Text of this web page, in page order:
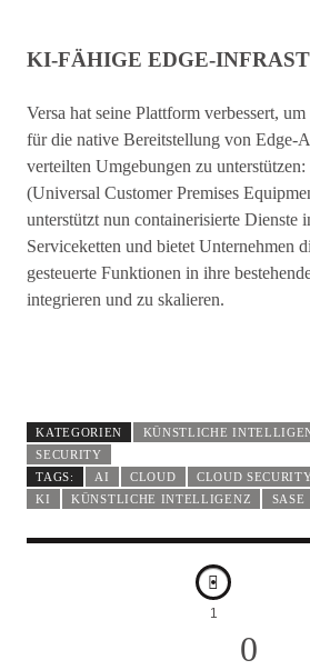
KI-FÄHIGE EDGE-
Versa hat seine Plattform verbessert,
für die native Bereitstellung von Edge-
verteilten Umgebungen zu
(Universal Customer Premises
unterstützt nun containerisierte Dienste
Serviceketten und bietet Unternehmen
gesteuerte Funktionen in ihre
integrieren und zu skalieren.
KATEGORIEN KÜNSTLICHE
SECURITY
TAGS:
AI CLOUD CLOUD
KI
KÜNSTLICHE INTELLIGENZ SASE
1
0